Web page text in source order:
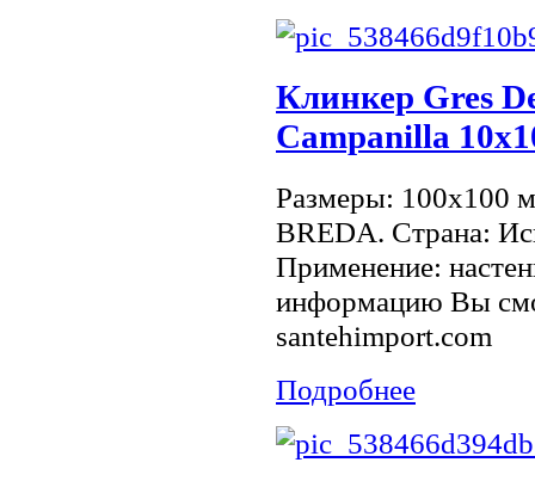
Клинкер Gres
Campanilla
Размеры: 100x100
BREDA. Страна:
Применение:
информацию Вы
santehimport.com
Подробнее